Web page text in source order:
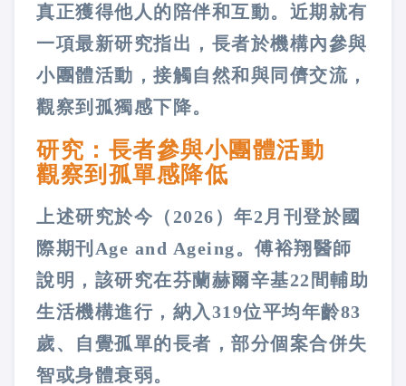
真正獲得他人的陪伴和互動。近期就有
一項最新研究指出，長者於機構內參與
小團體活動，接觸自然和與同儕交流，
觀察到孤獨感下降。
研究：長者參與小團體活動
觀察到孤單感降低
上述研究於今（2026）年2月刊登於國
際期刊Age and Ageing。傅裕翔醫師
說明，該研究在芬蘭赫爾辛基22間輔助
生活機構進行，納入319位平均年齡83
歲、自覺孤單的長者，部分個案合併失
智或身體衰弱。